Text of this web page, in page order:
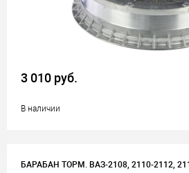
3 010 руб.
В наличии
БАРАБАН ТОРМ. ВАЗ-2108, 2110-2112,